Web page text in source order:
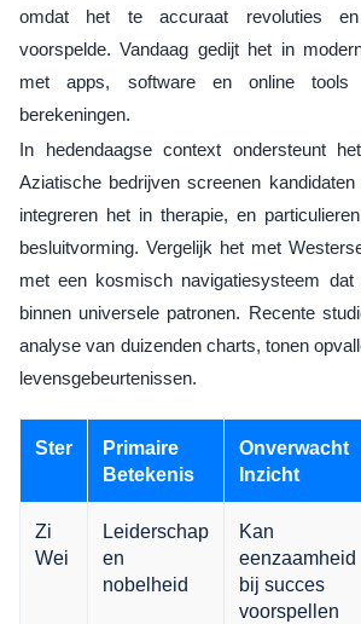
omdat het te accuraat revoluties
voorspelde. Vandaag gedijt het in
met apps, software en online tools
berekeningen.
In hedendaagse context ondersteunt
Aziatische bedrijven screenen
integreren het in therapie, en
besluitvorming. Vergelijk het met
met een kosmisch navigatiesysteem
binnen universele patronen. Recente
analyse van duizenden charts, tonen
levensgebeurtenissen.
Ster
Primaire
Betekenis
Onverwacht
Inzicht
Zi
Wei
Leiderschap
en
nobelheid
Kan
eenzaamheid
bij succes
voorspellen